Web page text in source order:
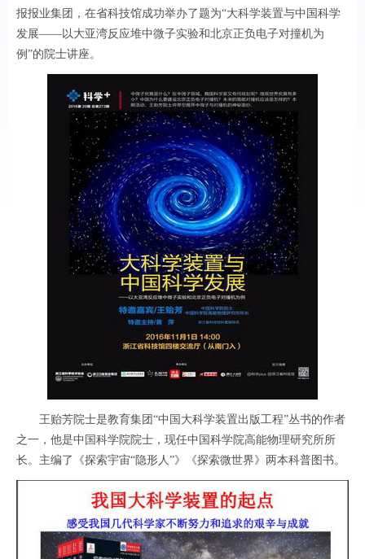
报报业集团，在省科技馆成功举办了题为“大科学装置与中国科学
发展——以大亚湾反应堆中微子实验和北京正负电子对撞机为
例 ”的院士讲座。
王贻芳院士是教育集团“中国大科学装置出版工程”丛书的作者
之一，他是中国科学院院士，现任中国科学院高能物理研究所所
长。主编了《探索宇宙“隐形人”》《探索微世界》两本科普图书。